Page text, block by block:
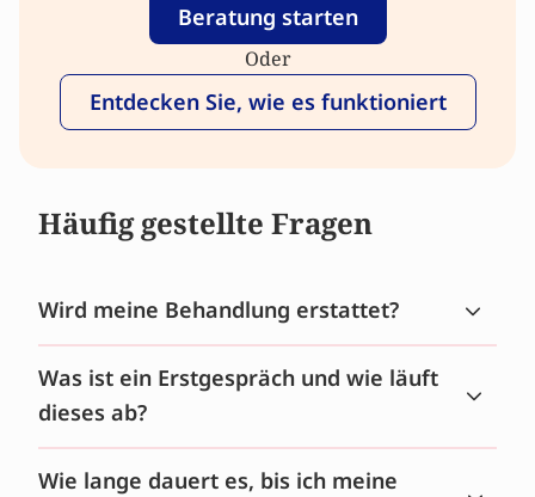
Beratung starten
Oder
Entdecken Sie, wie es funktioniert
Häufig gestellte Fragen
Wird meine Behandlung erstattet?
Was ist ein Erstgespräch und wie läuft
dieses ab?
Wie lange dauert es, bis ich meine